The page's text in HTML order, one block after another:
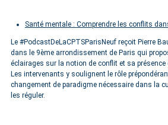
Santé mentale : Comprendre les conflits
Le #PodcastDeLaCPTSParisNeuf reçoit Pierre
dans le 9ème arrondissement de Paris qui
éclairages sur la notion de conflit et sa
Les intervenants y soulignent le rôle
changement de paradigme nécessaire dans la
les réguler.